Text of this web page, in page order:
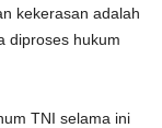
kekerasan adalah
diproses hukum
TNI selama ini